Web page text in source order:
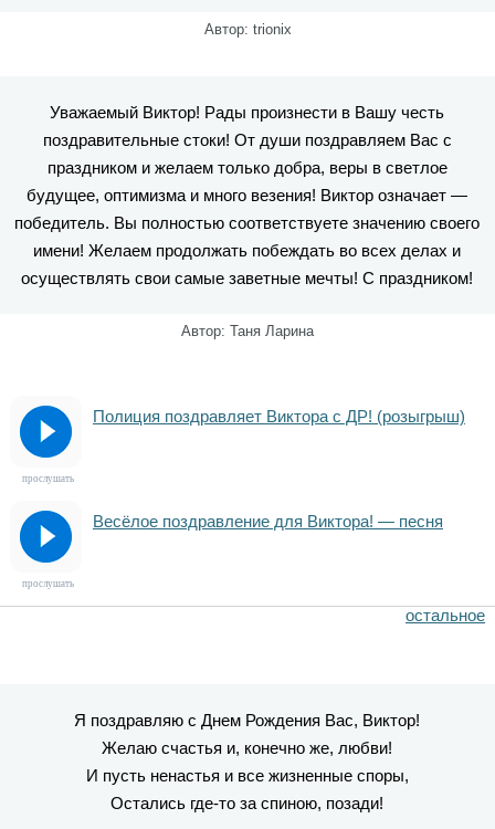
Автор: trionix
Уважаемый Виктор! Рады произнести в Вашу честь
поздравительные стоки! От души поздравляем Вас с
праздником и желаем только добра, веры в светлое
будущее, оптимизма и много везения! Виктор означает —
победитель. Вы полностью соответствуете значению своего
имени! Желаем продолжать побеждать во всех делах и
осуществлять свои самые заветные мечты! С праздником!
Автор: Таня Ларина
Полиция поздравляет Виктора с ДР! (розыгрыш)
прослушать
Весёлое поздравление для Виктора! — песня
прослушать
остальное
Я поздравляю с Днем Рождения Вас, Виктор!
Желаю счастья и, конечно же, любви!
И пусть ненастья и все жизненные споры,
Остались где-то за спиною, позади!